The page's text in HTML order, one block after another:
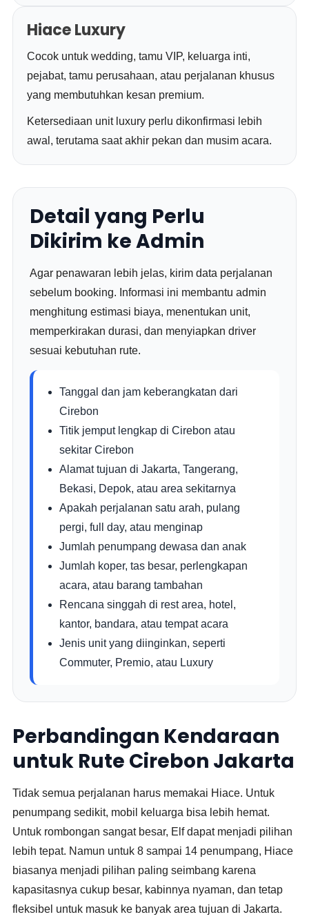
Hiace Luxury
Cocok untuk wedding, tamu VIP, keluarga inti,
pejabat, tamu perusahaan, atau perjalanan khusus
yang membutuhkan kesan premium.
Ketersediaan unit luxury perlu dikonfirmasi lebih
awal, terutama saat akhir pekan dan musim acara.
Detail yang Perlu
Dikirim ke Admin
Agar penawaran lebih jelas, kirim data perjalanan
sebelum booking. Informasi ini membantu admin
menghitung estimasi biaya, menentukan unit,
memperkirakan durasi, dan menyiapkan driver
sesuai kebutuhan rute.
Tanggal dan jam keberangkatan dari
Cirebon
Titik jemput lengkap di Cirebon atau
sekitar Cirebon
Alamat tujuan di Jakarta, Tangerang,
Bekasi, Depok, atau area sekitarnya
Apakah perjalanan satu arah, pulang
pergi, full day, atau menginap
Jumlah penumpang dewasa dan anak
Jumlah koper, tas besar, perlengkapan
acara, atau barang tambahan
Rencana singgah di rest area, hotel,
kantor, bandara, atau tempat acara
Jenis unit yang diinginkan, seperti
Commuter, Premio, atau Luxury
Perbandingan Kendaraan
untuk Rute Cirebon Jakarta
Tidak semua perjalanan harus memakai Hiace. Untuk
penumpang sedikit, mobil keluarga bisa lebih hemat.
Untuk rombongan sangat besar, Elf dapat menjadi pilihan
lebih tepat. Namun untuk 8 sampai 14 penumpang, Hiace
biasanya menjadi pilihan paling seimbang karena
kapasitasnya cukup besar, kabinnya nyaman, dan tetap
fleksibel untuk masuk ke banyak area tujuan di Jakarta.